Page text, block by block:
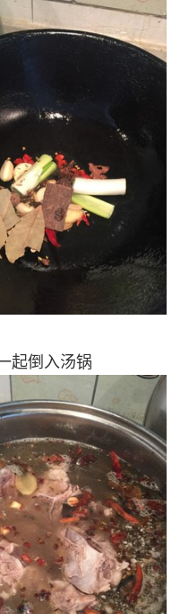
起倒入汤锅